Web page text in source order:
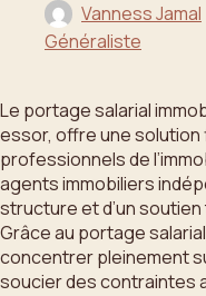
Vanness Jamal
Généraliste
Le portage salarial
essor, offre une
professionnels de
agents immobiliers
structure et d’un
Grâce au portage
concentrer pleinement
soucier des contraintes